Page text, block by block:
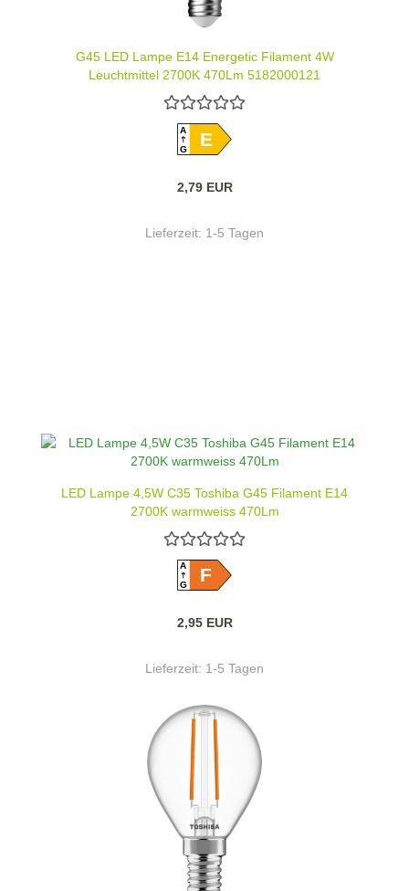
G45 LED Lampe E14 Energetic Filament 4W
Leuchtmittel 2700K 470Lm 5182000121
A
GE
2,79 EUR
Lieferzeit: 1-5 Tagen
LED Lampe 4,5W C35 Toshiba G45 Filament E14
2700K warmweiss 470Lm
A
GF
2,95 EUR
Lieferzeit: 1-5 Tagen